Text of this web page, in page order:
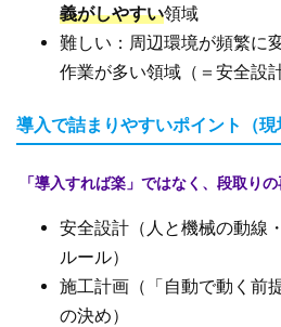
義がしやすい領域
難しい：周辺環境が頻繁に
作業が多い領域（＝安全設
導入で詰まりやすいポイント（現
「導入すれば楽」ではなく、段取り
安全設計（人と機械の動線
ルール）
施工計画（「自動で動く前
の決め）